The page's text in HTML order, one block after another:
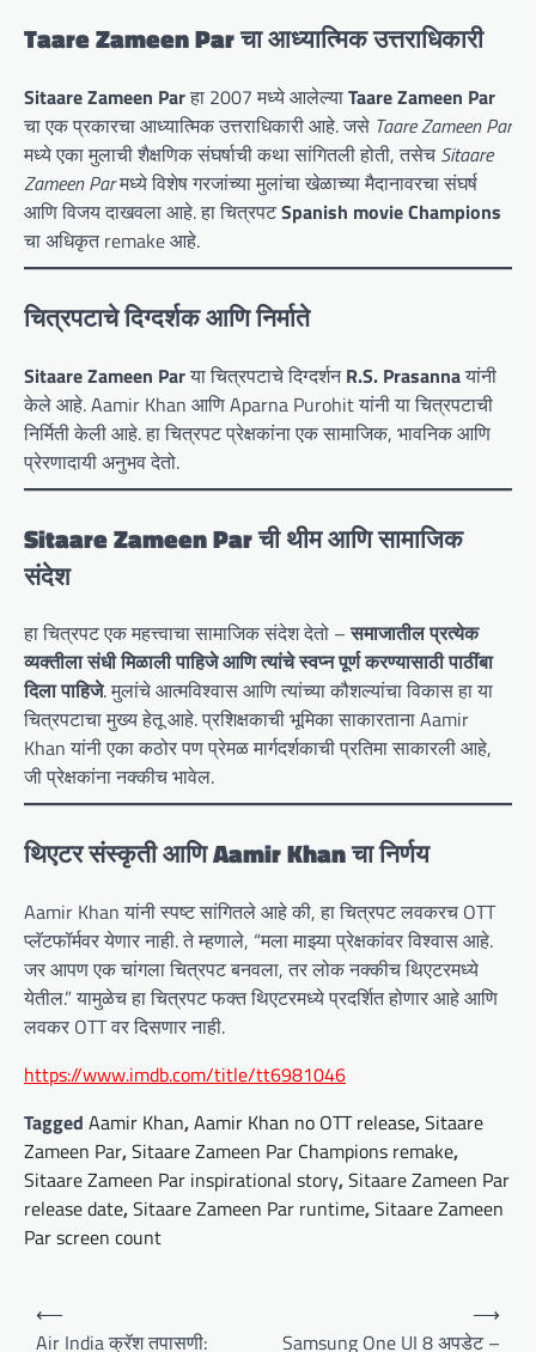
Taare Zameen Par चा आध्यात्मिक उत्तराधिकारी
Sitaare Zameen Parहा 2007 मध्ये आलेल्याTaare Zameen Par
चा एक प्रकारचा आध्यात्मिक उत्तराधिकारी आहे. जसे Taare Zameen Par
मध्ये एका मुलाची शैक्षणिक संघर्षाची कथा सांगितली होती, तसेच Sitaare
Zameen Parमध्ये विशेष गरजांच्या मुलांचा खेळाच्या मैदानावरचा संघर्ष
आणि विजय दाखवला आहे. हा चित्रपटSpanish movie Champions
चा अधिकृत remake आहे.
चित्रपटाचे दिग्दर्शक आणि निर्माते
Sitaare Zameen Parया चित्रपटाचे दिग्दर्शनR.S. Prasannaयांनी
केले आहे. Aamir Khan आणि Aparna Purohit यांनी या चित्रपटाची
निर्मिती केली आहे. हा चित्रपट प्रेक्षकांना एक सामाजिक, भावनिक आणि
प्रेरणादायी अनुभव देतो.
Sitaare Zameen Par ची थीम आणि सामाजिक
संदेश
हा चित्रपट एक महत्त्वाचा सामाजिक संदेश देतो –समाजातील प्रत्येक
व्यक्तीला संधी मिळाली पाहिजे आणि त्यांचे स्वप्न पूर्ण करण्यासाठी पाठींबा
दिला पाहिजे. मुलांचे आत्मविश्वास आणि त्यांच्या कौशल्यांचा विकास हा या
चित्रपटाचा मुख्य हेतू आहे. प्रशिक्षकाची भूमिका साकारताना Aamir
Khan यांनी एका कठोर पण प्रेमळ मार्गदर्शकाची प्रतिमा साकारली आहे,
जी प्रेक्षकांना नक्कीच भावेल.
थिएटर संस्कृती आणि Aamir Khan चा निर्णय
Aamir Khan यांनी स्पष्ट सांगितले आहे की, हा चित्रपट लवकरच OTT
प्लॅटफॉर्मवर येणार नाही. ते म्हणाले, “मला माझ्या प्रेक्षकांवर विश्वास आहे.
जर आपण एक चांगला चित्रपट बनवला, तर लोक नक्कीच थिएटरमध्ये
येतील.” यामुळेच हा चित्रपट फक्त थिएटरमध्ये प्रदर्शित होणार आहे आणि
लवकर OTT वर दिसणार नाही.
https://www.imdb.com/title/tt6981046
Tagged Aamir Khan,Aamir Khan no OTT release,Sitaare
Zameen Par,Sitaare Zameen Par Champions remake,
Sitaare Zameen Par inspirational story,Sitaare Zameen Par
release date,Sitaare Zameen Par runtime,Sitaare Zameen
Par screen count
⟵
Air India क्रॅश तपासणी:
Samsung One UI 8 अपडेट –
⟶